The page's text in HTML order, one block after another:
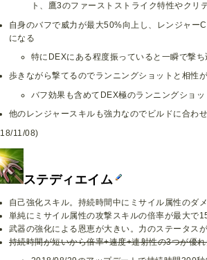
ト、鷹3のファーストストライク特性やクリ
自身のバフで威力が最大50%向上し、レンジャー
になる
特にDEXにある程度振っていると一瞬で撃
歩きながら撃てるのでランニングショットと相性
バフ効果も含めてDEX極のランニングショ
他のレンジャースキルも強力なのでビルドに合わ
11/08)
ステディエイム
自己強化スキル。持続時間中にミサイル属性のダ
単純にミサイル属性の攻撃スキルの倍率が最大で
武器の強化による恩恵が大きい。力のステータス
持続時間が短いから倍率+速度+連射性の3つが優